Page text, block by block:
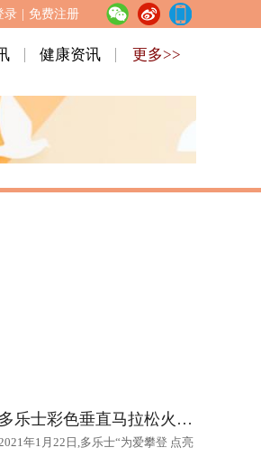
录 免费注册
健康资讯 更多>>
多乐士彩色垂直马拉松火热开跑 为助力“星星”公益添“彩”
年1月22日,多乐士“为爱攀登 点亮